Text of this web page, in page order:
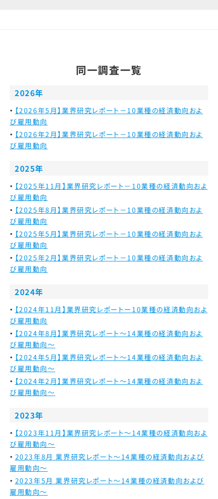
同一調査一覧
2026年
【2026年5月】業界研究レポート－10業種の経済動向およ
び雇用動向
【2026年2月】業界研究レポート－10業種の経済動向およ
び雇用動向
2025年
【2025年11月】業界研究レポート－10業種の経済動向およ
び雇用動向
【2025年8月】業界研究レポート－10業種の経済動向およ
び雇用動向
【2025年5月】業界研究レポート－10業種の経済動向およ
び雇用動向
【2025年2月】業界研究レポート－10業種の経済動向およ
び雇用動向
2024年
【2024年11月】業界研究レポートー10業種の経済動向およ
び雇用動向
【2024年8月】業界研究レポート～14業種の経済動向およ
び雇用動向～
【2024年5月】業界研究レポート～14業種の経済動向およ
び雇用動向～
【2024年2月】業界研究レポート～14業種の経済動向およ
び雇用動向～
2023年
【2023年11月】業界研究レポート～14業種の経済動向およ
び雇用動向～
2023年8月 業界研究レポート～14業種の経済動向および
雇用動向～
2023年5月 業界研究レポート～14業種の経済動向および
雇用動向～